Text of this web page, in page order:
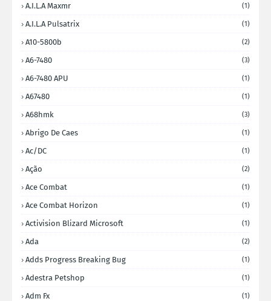
A.I.L.A Maxmr (1)
A.I.L.A Pulsatrix (1)
A10-5800b (2)
A6-7480 (3)
A6-7480 APU (1)
A67480 (1)
A68hmk (3)
Abrigo De Caes (1)
Ac/DC (1)
Ação (2)
Ace Combat (1)
Ace Combat Horizon (1)
Activision Blizard Microsoft (1)
Ada (2)
Adds Progress Breaking Bug (1)
Adestra Petshop (1)
Adm Fx (1)